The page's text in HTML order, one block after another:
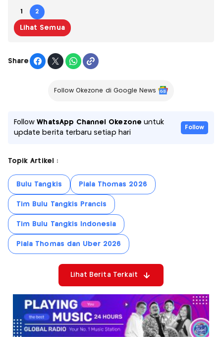
1 2
Lihat Semua
Share
Follow Okezone di Google News
FollowWhatsApp Channel Okezone untuk
update berita terbaru setiap hari
Follow
Topik Artikel :
Bulu Tangkis Piala Thomas 2026
Tim Bulu Tangkis Prancis
Tim Bulu Tangkis Indonesia
Piala Thomas dan Uber 2026
Lihat Berita Terkait